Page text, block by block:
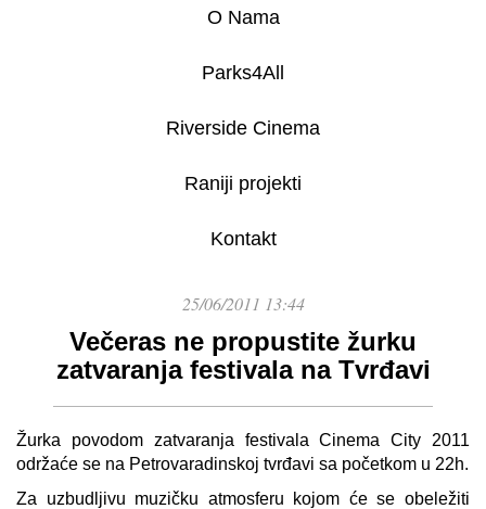
O Nama
Parks4All
Riverside Cinema
Raniji projekti
Kontakt
25/06/2011 13:44
Večeras ne propustite žurku
zatvaranja festivala na Tvrđavi
Žurka povodom zatvaranja festivala Cinema City 2011
održaće se na Petrovaradinskoj tvrđavi sa početkom u 22h.
Za uzbudljivu muzičku atmosferu kojom će se obeležiti